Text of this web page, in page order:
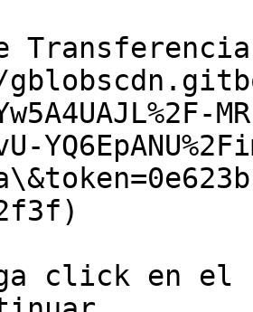
click en el